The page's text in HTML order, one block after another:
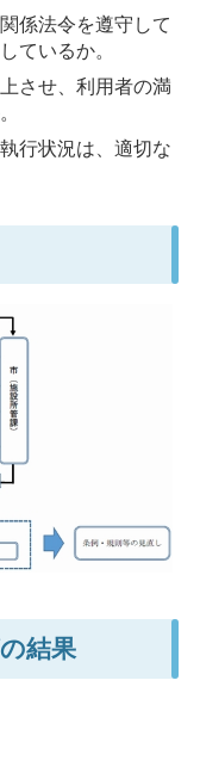
係法令を遵守して
ているか。
させ、利用者の満
行状況は、適切な
結果